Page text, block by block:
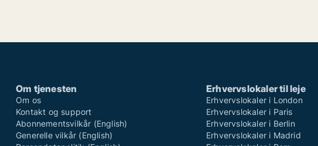
Om tjenesten
Om os
Kontakt og support
Abonnementsvilkår (English)
Generelle vilkår (English)
Erhvervslokaler til leje
Erhvervslokaler i London
Erhvervslokaler i Paris
Erhvervslokaler i Berlin
Erhvervslokaler i Madrid